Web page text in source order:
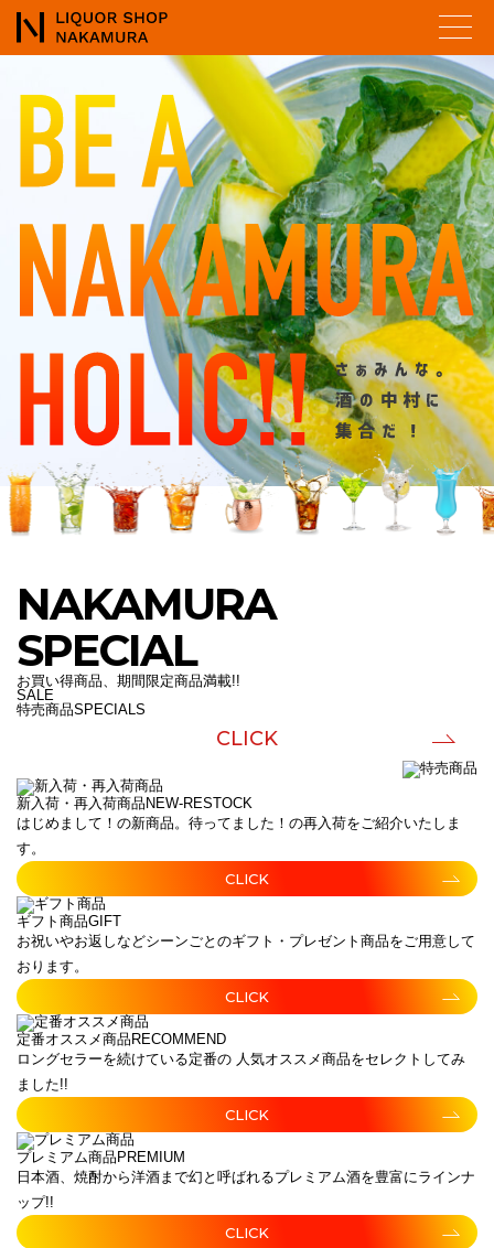
NAKAMURA
SPECIAL
お買い得商品、期間限定商品満載!!
SALE
特売商品SPECIALS
CLICK
新入荷・再入荷商品 NEW-RESTOCK
はじめまして！の新商品。待ってました！の再入荷をご紹介いたしま
す。
CLICK
ギフト商品GIFT
お祝いやお返しなどシーンごとのギフト・プレゼント商品をご用意して
おります。
CLICK
定番オススメ商品 RECOMMEND
ロングセラーを続けている定番の 人気オススメ商品をセレクトしてみ
ました!!
CLICK
プレミアム商品 PREMIUM
日本酒、焼酎から洋酒まで幻と呼ばれるプレミアム酒を豊富にラインナ
ップ!!
CLICK